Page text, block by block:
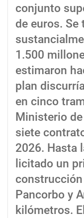
conjunto
de euros. Se
1.500
estimaron
plan
en cinco
Ministerio
siete
2026. Hasta
licitado un
Pancorbo y
kilómetros.